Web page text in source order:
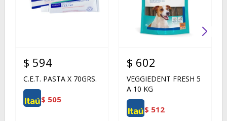
$ 594
C.E.T. PASTA X 70GRS.
$ 505
$ 602
VEGGIEDENT FRESH 5
A 10 KG
$ 512